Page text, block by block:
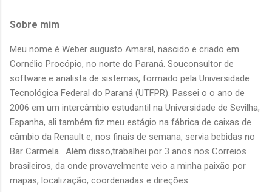
Sobre mim
Meu nome é Weber augusto Amaral, nascido e criado em
Cornélio Procópio, no norte do Paraná. Souconsultor de
software e analista de sistemas, formado pela Universidade
Tecnológica Federal do Paraná (UTFPR). Passei o o ano de
2006 em um intercâmbio estudantil na Universidade de Sevilha,
Espanha, ali também fiz meu estágio na fábrica de caixas de
câmbio da Renault e, nos finais de semana, servia bebidas no
Bar Carmela. Além disso,trabalhei por 3 anos nos Correios
brasileiros, da onde provavelmente veio a minha paixão por
mapas, localização, coordenadas e direções.